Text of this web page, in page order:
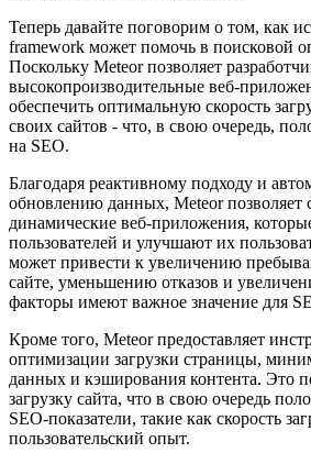
Теперь давайте поговорим о том, как
framework может помочь в поисковой
Поскольку Meteor позволяет
высокопроизводительные веб-
обеспечить оптимальную скорость
своих сайтов - что, в свою очередь,
на SEO.
Благодаря реактивному подходу и
обновлению данных, Meteor позволяет
динамические веб-приложения,
пользователей и улучшают их
может привести к увеличению
сайте, уменьшению отказов и
факторы имеют важное значение для
Кроме того, Meteor предоставляет
оптимизации загрузки страницы,
данных и кэширования контента. Это
загрузку сайта, что в свою очередь
SEO-показатели, такие как скорость
пользовательский опыт.